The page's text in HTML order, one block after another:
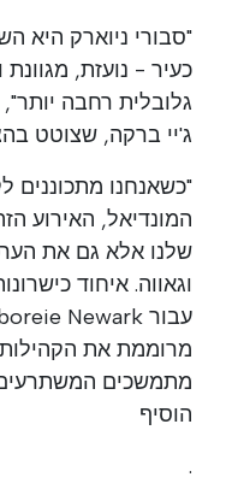
"סבורי ניוארק היא
כעיר - נועזת,
גלובלית רחבה
ג'יי ברקה, שצוטט
"כשאנחנו
המונדיאל, האירוע
שלנו אלא גם את
וגאווה. איחוד
מרוממת את הקהילות
מתמשכים המשתרעים
הוסיף
.